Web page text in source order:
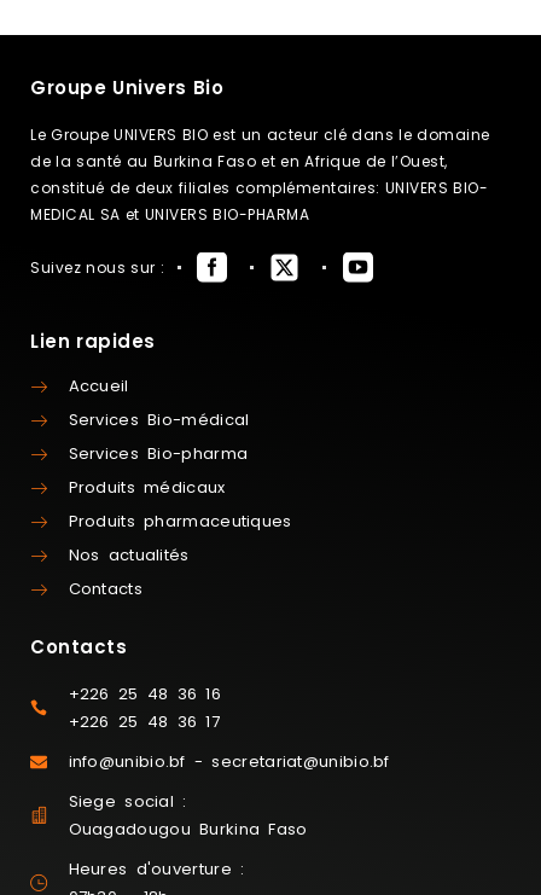
Groupe Univers Bio
Le Groupe UNIVERS BIO est un acteur clé dans le domaine
de la santé au Burkina Faso et en Afrique de l’Ouest,
constitué de deux filiales complémentaires: UNIVERS BIO-
MEDICAL SA et UNIVERS BIO-PHARMA
Suivez nous sur :
Lien rapides
Accueil
Services Bio-médical
Services Bio-pharma
Produits médicaux
Produits pharmaceutiques
Nos actualités
Contacts
Contacts
+226 25 48 36 16
+226 25 48 36 17
info@unibio.bf - secretariat@unibio.bf
Siege social :
Ouagadougou Burkina Faso
Heures d'ouverture :